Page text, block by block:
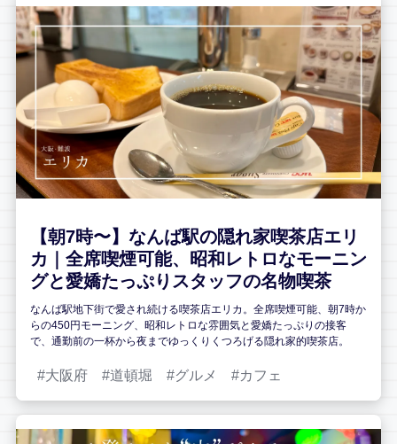
【朝7時〜】なんば駅の隠れ家喫茶店エリ
カ｜全席喫煙可能、昭和レトロなモーニン
グと愛嬌たっぷりスタッフの名物喫茶
なんば駅地下街で愛され続ける喫茶店エリカ。全席喫煙可能、朝7時か
らの450円モーニング、昭和レトロな雰囲気と愛嬌たっぷりの接客
で、通勤前の一杯から夜までゆっくりくつろげる隠れ家的喫茶店。
大阪府 道頓堀 グルメ カフェ